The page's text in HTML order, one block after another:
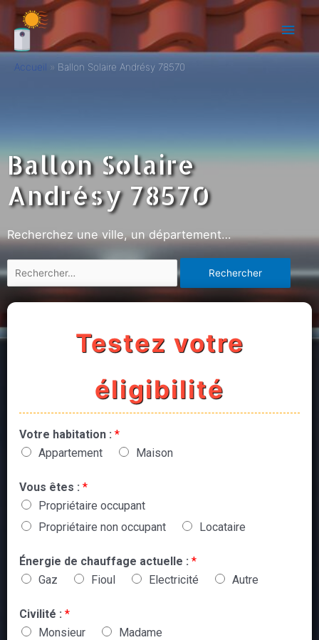
Accueil Ballon Solaire Andrésy 78570
Ballon Solaire
Andrésy 78570
Recherchez une ville, un département…
Testez votre
éligibilité
Votre habitation : *
Appartement
Maison
Vous êtes : *
Propriétaire occupant
Propriétaire non occupant
Locataire
Énergie de chauffage actuelle : *
Gaz
Fioul Electricité Autre
Civilité : *
Monsieur
Madame